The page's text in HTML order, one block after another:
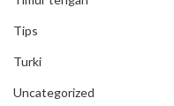
Tips
Turki
Uncategorized